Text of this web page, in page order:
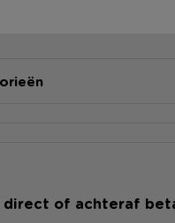
direct of achteraf